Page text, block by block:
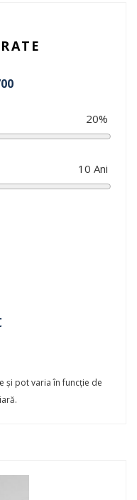
20%
10 Ani
și pot varia în funcție de